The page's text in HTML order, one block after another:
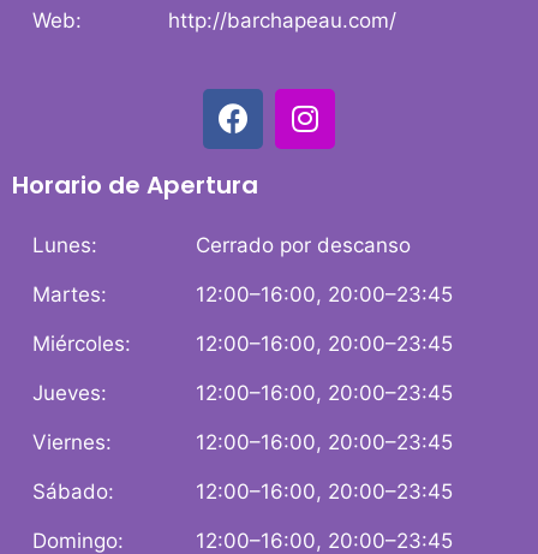
Web: http://barchapeau.com/
Horario de Apertura
Lunes: Cerrado por descanso
Martes: 12:00–16:00, 20:00–23:45
Miércoles: 12:00–16:00, 20:00–23:45
Jueves: 12:00–16:00, 20:00–23:45
Viernes: 12:00–16:00, 20:00–23:45
Sábado: 12:00–16:00, 20:00–23:45
Domingo: 12:00–16:00, 20:00–23:45